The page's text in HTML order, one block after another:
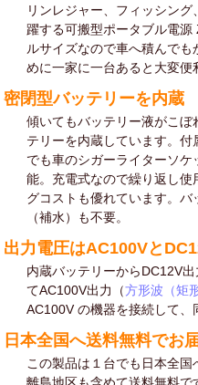
リンレジャー、フィッシン
躍する可搬型ポータブル電
ルサイズなので車へ積んで
めに一家に一台あると大変便
密閉型バッテリーを内蔵
傾いてもバッテリー液がこぼ
テリーを内蔵しています。付
でも車のシガーライターソケ
能。充電式なので繰り返し使
グコストも優れています。バ
（補水）も不要。
出力電圧はAC100Vと
内蔵バッテリーからDC12V
てAC100V出力（方形波（矩
AC100V の機器を接続して、
日本全国へ送料無料でお
この製品は１台でも日本全国